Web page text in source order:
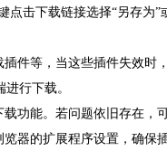
击下载链接选择“另存为
件等，当这些插件失效时
行下载。
功能。若问题依旧存在，
器的扩展程序设置，确保